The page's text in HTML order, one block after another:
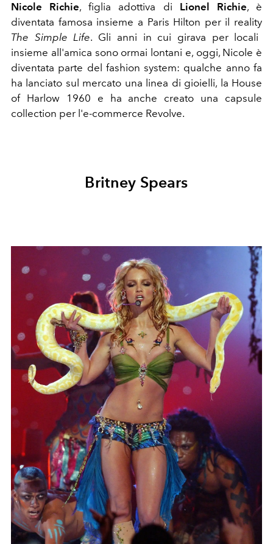
Nicole Richie, figlia adottiva di Lionel Richie, è
diventata famosa insieme a Paris Hilton per il reality
The Simple Life. Gli anni in cui girava per locali
insieme all'amica sono ormai lontani e, oggi, Nicole è
diventata parte del fashion system: qualche anno fa
ha lanciato sul mercato una linea di gioielli, la House
of Harlow 1960 e ha anche creato una capsule
collection per l'e-commerce Revolve.
Britney Spears